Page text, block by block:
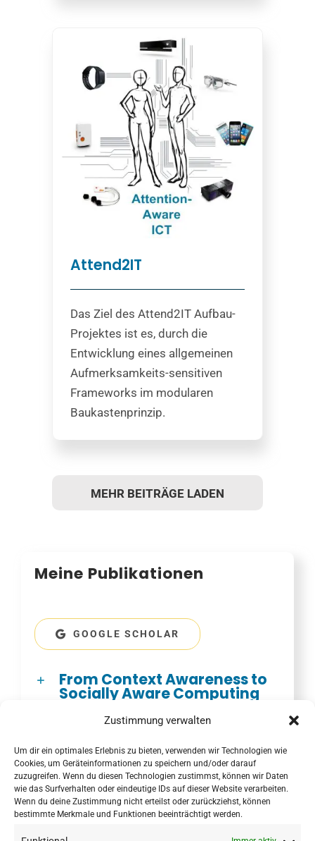
Zustimmung verwalten
Um dir ein optimales Erlebnis zu bieten, verwenden wir Technologien wie
Cookies, um Geräteinformationen zu speichern und/oder darauf
zuzugreifen. Wenn du diesen Technologien zustimmst, können wir Daten
wie das Surfverhalten oder eindeutige IDs auf dieser Website verarbeiten.
Wenn du deine Zustimmung nicht erteilst oder zurückziehst, können
bestimmte Merkmale und Funktionen beeinträchtigt werden.
Attend2IT
Das Ziel des Attend2IT Aufbau-
Projektes ist es, durch die
Entwicklung eines allgemeinen
Aufmerksamkeits-sensitiven
Frameworks im modularen
Baukastenprinzip.
MEHR BEITRÄGE LADEN
Meine Publikationen
GOOGLE SCHOLAR
From Context Awareness to
Socially Aware Computing
Tactor Placement in Wrist
et al